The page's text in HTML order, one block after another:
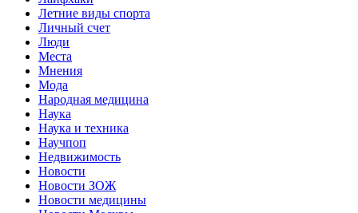
Летние виды спорта
Личный счет
Люди
Места
Мнения
Мода
Народная медицина
Наука
Наука и техника
Научпоп
Недвижимость
Новости
Новости ЗОЖ
Новости медицины